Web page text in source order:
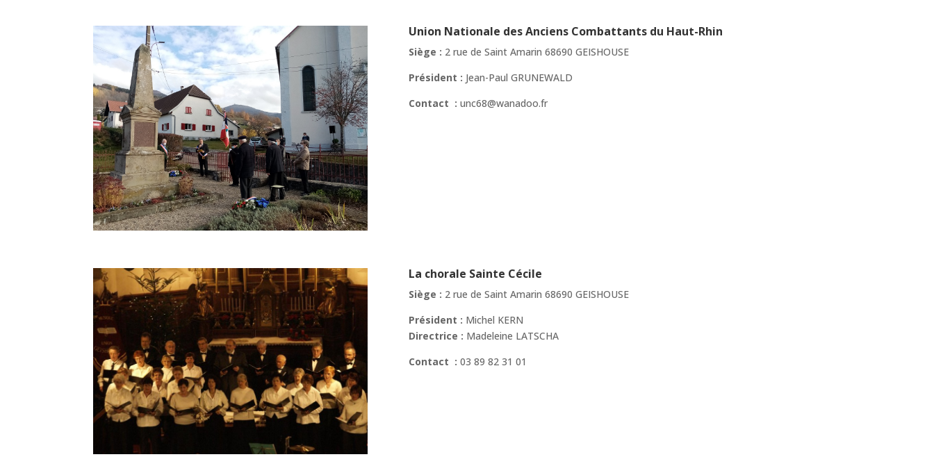
Union Nationale des Anciens Combattants du Haut-Rhin
Siège : 2 rue de Saint Amarin 68690 GEISHOUSE
Président : Jean-Paul GRUNEWALD
Contact :unc68@wanadoo.fr
La chorale Sainte Cécile
Siège : 2 rue de Saint Amarin 68690 GEISHOUSE
Président : Michel KERN
Directrice : Madeleine LATSCHA
Contact :03 89 82 31 01